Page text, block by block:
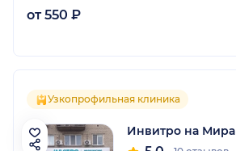
от 550 ₽
Узкопрофильная клиника
Инвитро на Мира